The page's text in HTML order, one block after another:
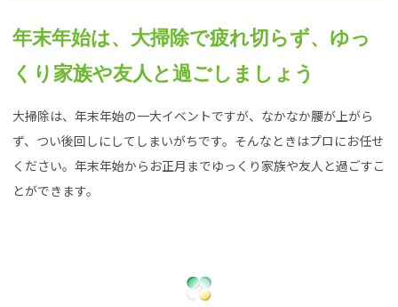
年末年始は、大掃除で疲れ切らず、ゆっ
くり家族や友人と過ごしましょう
大掃除は、年末年始の一大イベントですが、なかなか腰が上がら
ず、つい後回しにしてしまいがちです。そんなときはプロにお任せ
ください。年末年始からお正月までゆっくり家族や友人と過ごすこ
とができます。